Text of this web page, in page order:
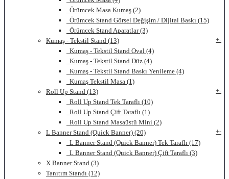
Örümcek Masa Kumaş (2)
Örümcek Stand Görsel Değişim / Dijital Baskı (15)
Örümcek Stand Aparatlar (3)
Kumaş - Tekstil Stand (13)
+-
Kumaş - Tekstil Stand Oval (4)
Kumaş - Tekstil Stand Düz (4)
Kumaş - Tekstil Stand Baskı Yenileme (4)
Kumaş Tekstil Masa (1)
Roll Up Stand (13)
+-
Roll Up Stand Tek Taraflı (10)
Roll Up Stand Çift Taraflı (1)
Roll Up Stand Masaüstü Mini (2)
L Banner Stand (Quick Banner) (20)
+-
L Banner Stand (Quick Banner) Tek Taraflı (17)
L Banner Stand (Quick Banner) Çift Taraflı (3)
X Banner Stand (3)
Tanıtım Standı (12)